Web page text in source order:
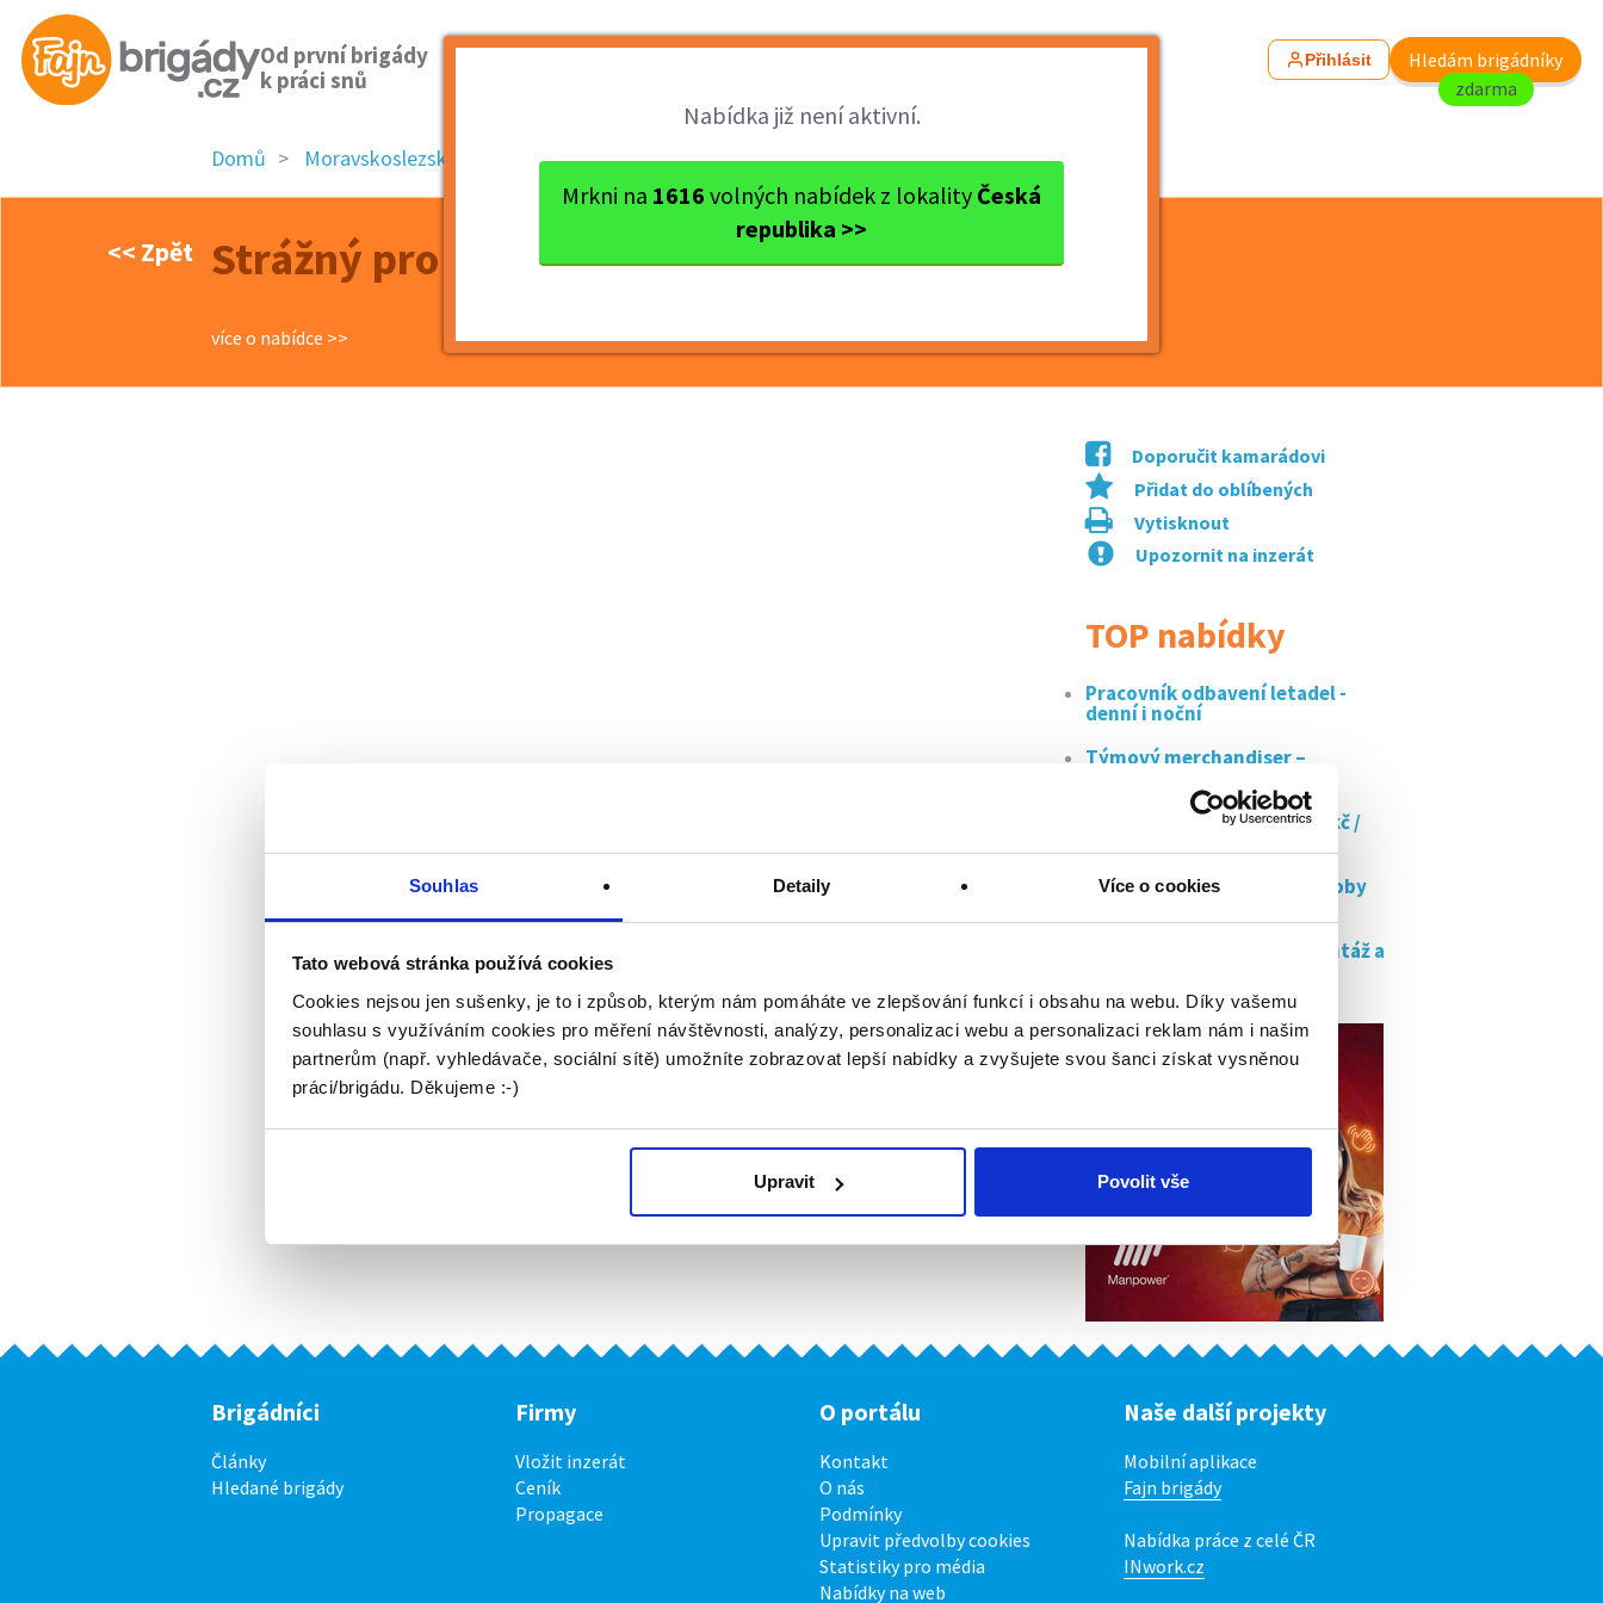
Souhlas Detaily Více o cookies
Tato webová stránka používá cookies
Cookies nejsou jen sušenky, je to i způsob, kterým nám pomáháte ve zlepšování funkcí i obsahu na webu. Díky vašemu
souhlasu s využíváním cookies pro měření návštěvnosti, analýzy, personalizaci webu a personalizaci reklam nám i našim
partnerům (např. vyhledávače, sociální sítě) umožníte zobrazovat lepší nabídky a zvyšujete svou šanci získat vysněnou
práci/brigádu. Děkujeme :-)
Upravit Povolit vše
Od první brigády
k práci snů
Přihlásit
Hledám brigádníky
zdarma
Nabídka již není aktivní.
Mrkni na 1616 volných nabídek z lokality Česká
republika >>
Domů Moravskoslezský kraj okres Ostrava Ostrava Strážný pro Ostravu
<< Zpět Strážný pro Ostravu
více o nabídce >>
Doporučit kamarádovi
Přidat do oblíbených
Vytisknout
Upozornit na inzerát
TOP nabídky
Pracovník odbavení letadel -
denní i noční
Týmový merchandiser –
Výroba sushi a poke za 140 kč /
Pracovník/ce cukrářské výroby
Technik cctv, ezs, eps - montáž a
Brigádníci
Články
Hledané brigády
Firmy
Vložit inzerát
Ceník
Propagace
O portálu
Kontakt
O nás
Podmínky
Upravit předvolby cookies
Statistiky pro média
Nabídky na web
Naše další projekty
Mobilní aplikace
Fajn brigády
Nabídka práce z celé ČR
INwork.cz